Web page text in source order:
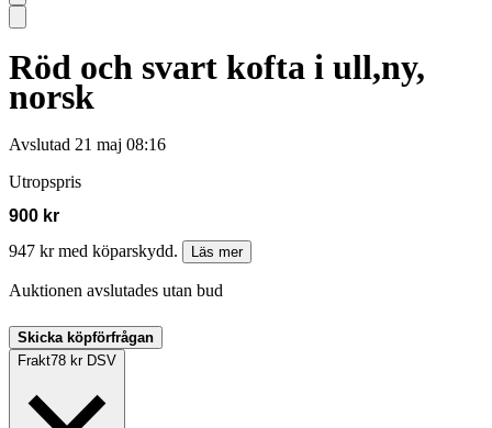
Röd och svart kofta i ull,ny,
norsk
Avslutad 21 maj 08:16
Utropspris
900 kr
947 kr med köparskydd.
Läs mer
Auktionen avslutades utan bud
Skicka köpförfrågan
Frakt78 kr DSV